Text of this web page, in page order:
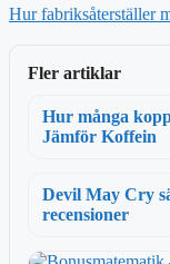
Hur fabriksåterställer
Fler artiklar
Hur många
Jämför Koffein
Devil May Cry
recensioner